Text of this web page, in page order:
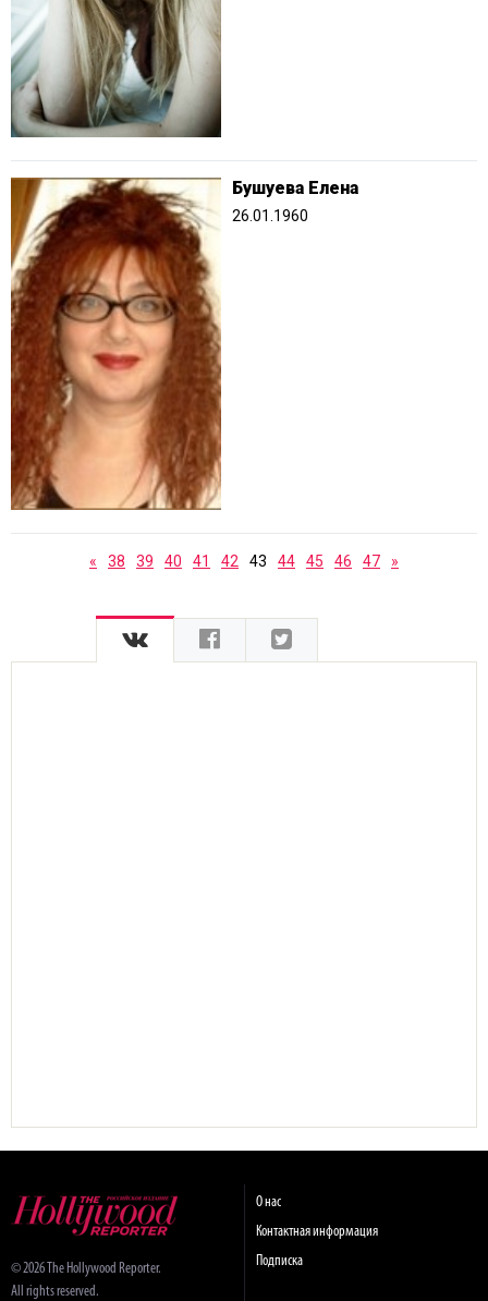
Бушуева Елена
26.01.1960
« 38 39 40 41 42 43 44 45 46 47 »
© 2026 The Hollywood Reporter.
All rights reserved.
О нас
Контактная информация
Подписка